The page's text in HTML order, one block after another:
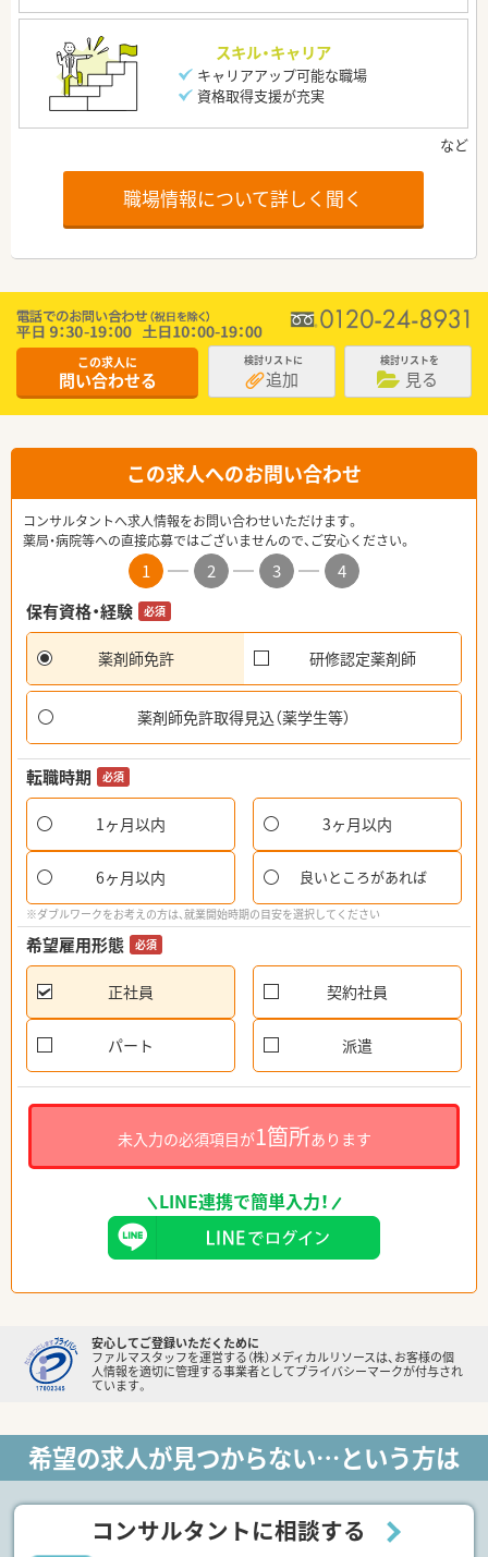
スキル・キャリア
キャリアアップ可能な職場
資格取得支援が充実
職場情報について詳しく聞く
この求人に
問い合わせる
検討リストに
追加
検討リストを
見る
この求人へのお問い合わせ
コンサルタントへ求人情報をお問い合わせいただけます。
薬局・病院等への直接応募ではございませんので、ご安心ください。
1 2 3
4
保有資格・経験
必須
薬剤師免許 研修認定薬剤師
薬剤師免許取得見込（薬学生等）
転職時期 必須
1ヶ月以内 3ヶ月以内
6ヶ月以内 良いところがあれば
※ダブルワークをお考えの方は、就業開始時期の目安を選択してください
希望雇用形態 必須
正社員 契約社員
パート 派遣
未入力の必須項目が1箇所あります
LINE連携で簡単入力！
安心してご登録いただくために
ファルマスタッフを運営する（株）メディカルリソースは、お客様の個
人情報を適切に管理する事業者としてプライバシーマークが付与され
ています。
希望の求人が見つからない…という方は
コンサルタントに相談する